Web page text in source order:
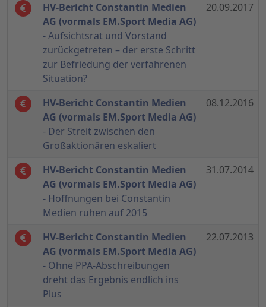
HV-Bericht Constantin Medien
AG (vormals EM.Sport Media AG)
- Aufsichtsrat und Vorstand
zurückgetreten – der erste Schritt
zur Befriedung der verfahrenen
Situation?
20.09.2017
HV-Bericht Constantin Medien
AG (vormals EM.Sport Media AG)
- Der Streit zwischen den
Großaktionären eskaliert
08.12.2016
HV-Bericht Constantin Medien
AG (vormals EM.Sport Media AG)
- Hoffnungen bei Constantin
Medien ruhen auf 2015
31.07.2014
HV-Bericht Constantin Medien
AG (vormals EM.Sport Media AG)
- Ohne PPA-Abschreibungen
dreht das Ergebnis endlich ins
Plus
22.07.2013